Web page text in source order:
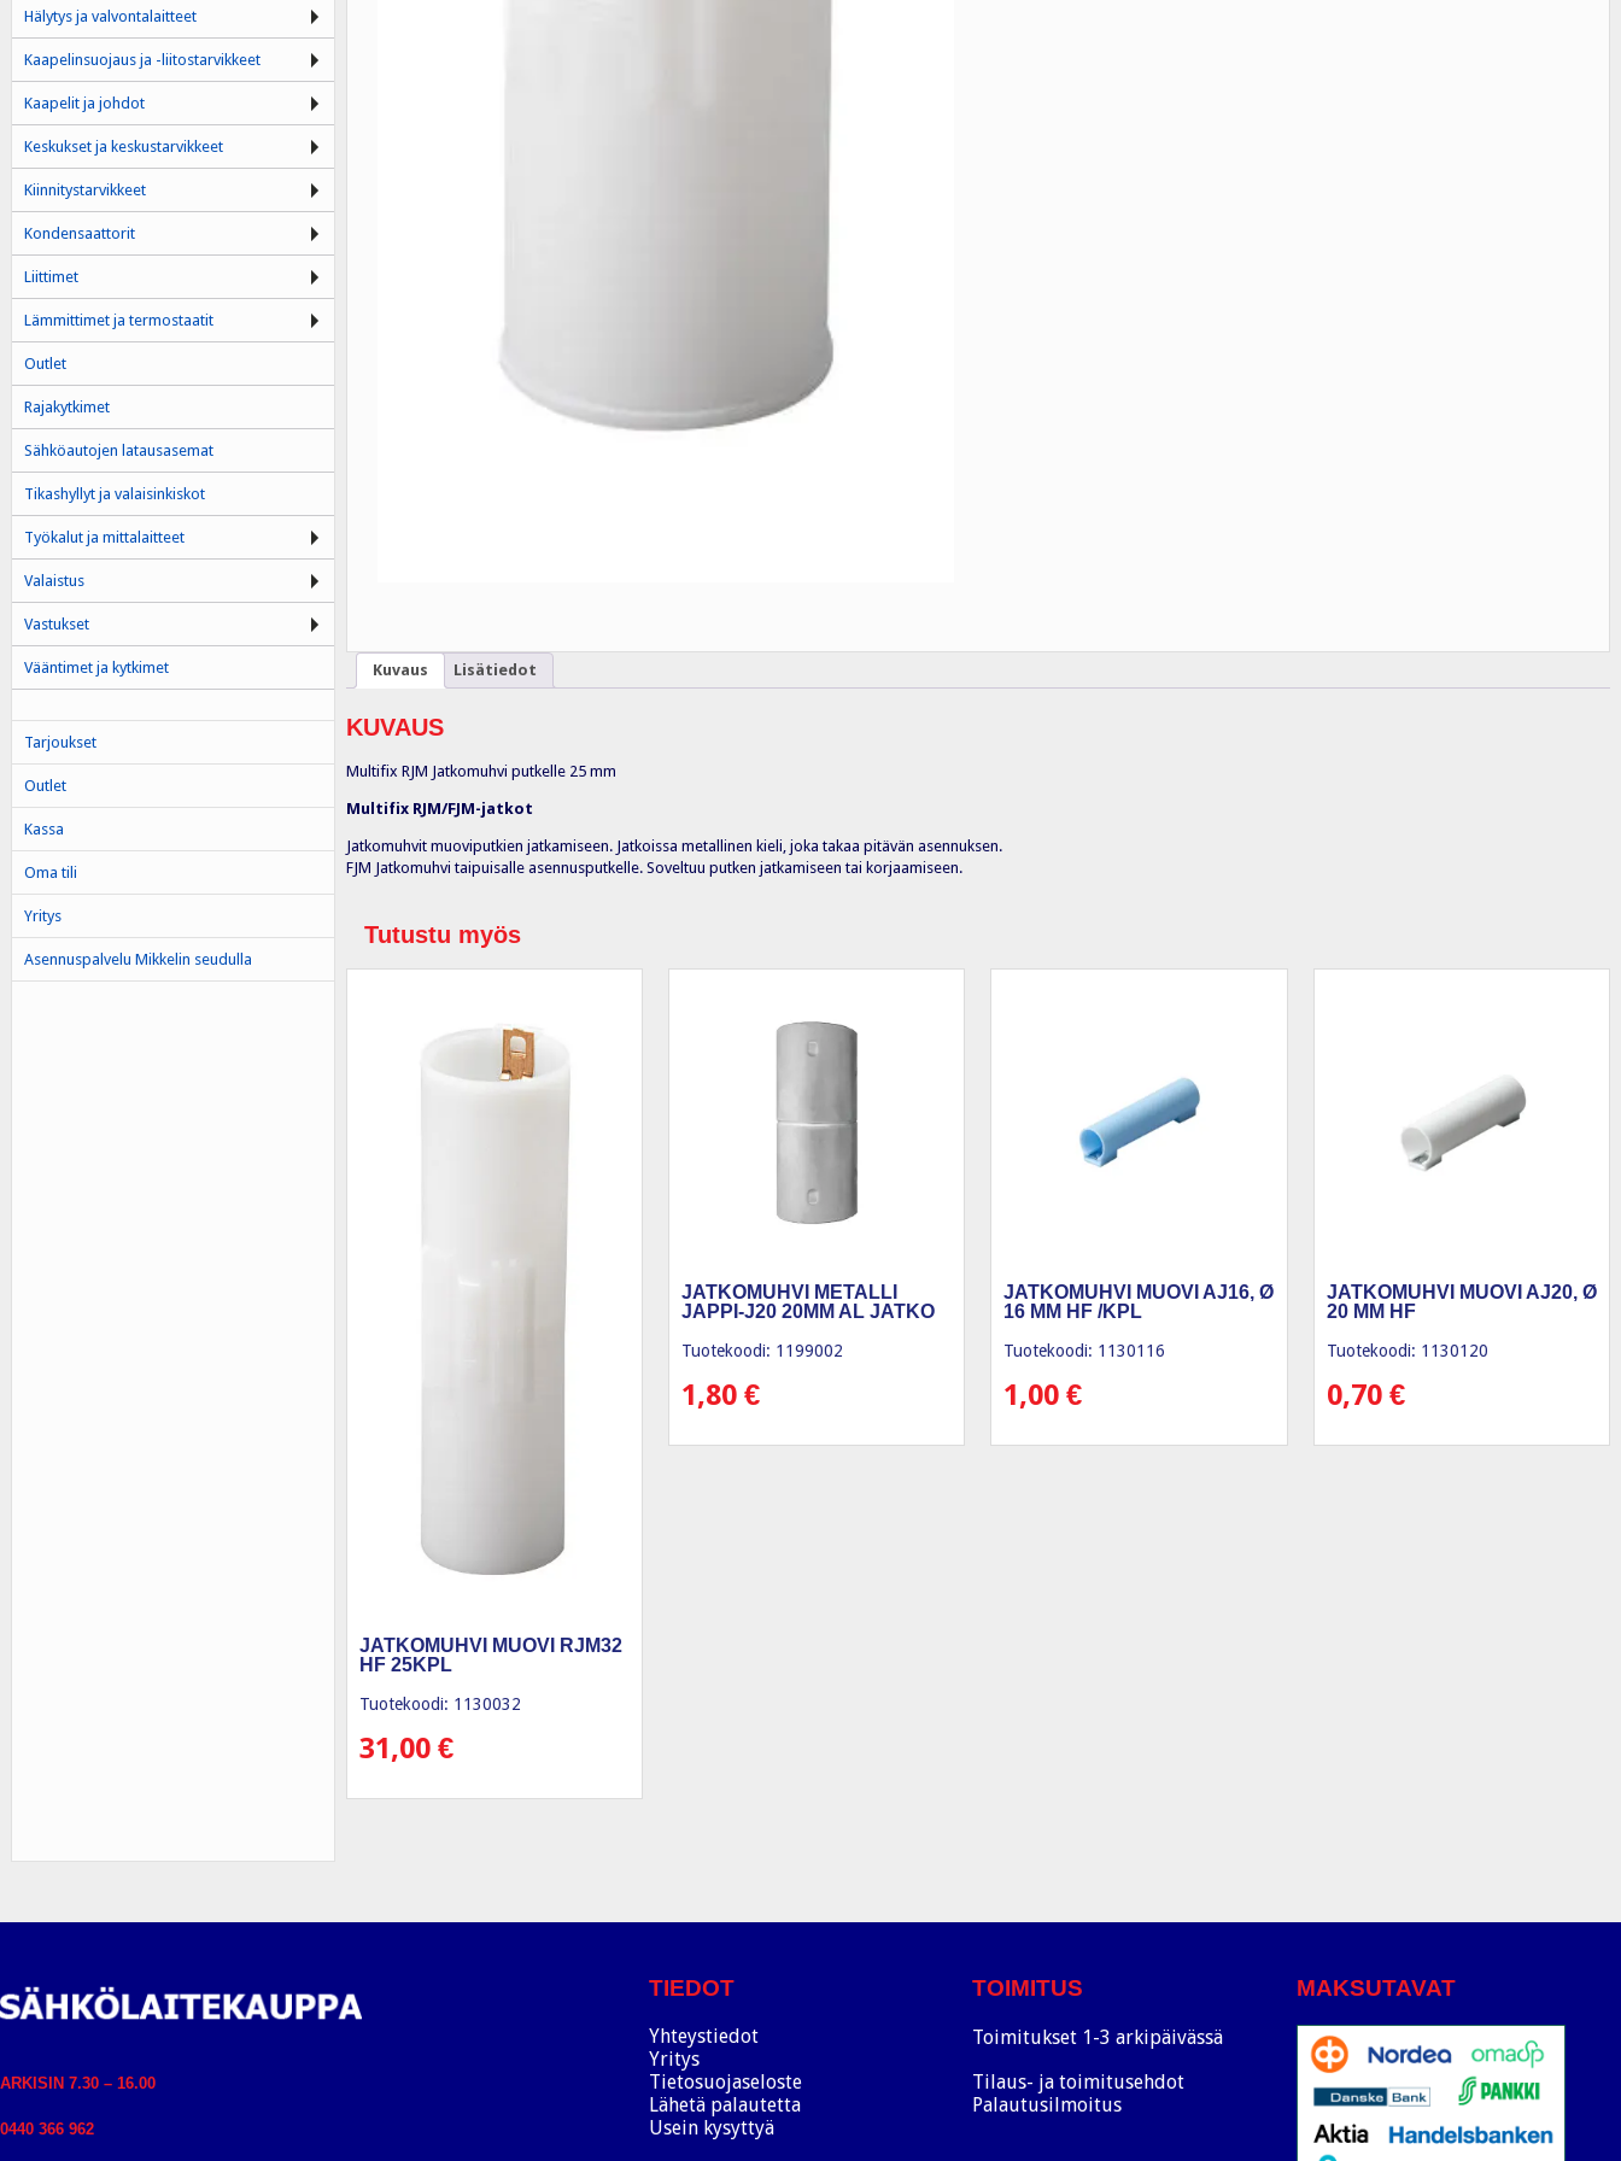
Kuvaus Lisätiedot
KUVAUS
Multifix RJM Jatkomuhvi putkelle 25 mm
Multifix RJM/FJM-jatkot
Jatkomuhvit muoviputkien jatkamiseen. Jatkoissa metallinen kieli, joka takaa pitävän asennuksen.
FJM Jatkomuhvi taipuisalle asennusputkelle. Soveltuu putken jatkamiseen tai korjaamiseen.
Tutustu myös
JATKOMUHVI MUOVI RJM32
HF 25KPL
Tuotekoodi: 1130032
31,00 €
JATKOMUHVI METALLI
JAPPI-J20 20MM AL JATKO
Tuotekoodi: 1199002
1,80€
JATKOMUHVI MUOVI AJ16, Ø
16 MM HF /KPL
Tuotekoodi: 1130116
1,00€
JATKOMUHVI MUOVI AJ20, Ø
20 MM HF
Tuotekoodi: 1130120
0,70 €
Hälytys ja valvontalaitteet
Kaapelinsuojaus ja -liitostarvikkeet
Kaapelit ja johdot
Keskukset ja keskustarvikkeet
Kiinnitystarvikkeet
Kondensaattorit
Liittimet
Lämmittimet ja termostaatit
Outlet
Rajakytkimet
Sähköautojen latausasemat
Tikashyllyt ja valaisinkiskot
Työkalut ja mittalaitteet
Valaistus
Vastukset
Vääntimet ja kytkimet
Tarjoukset
Outlet
Kassa
Oma tili
Yritys
Asennuspalvelu Mikkelin seudulla
ARKISIN 7.30 – 16.00
0440 366 962
TIEDOT
Yhteystiedot
Yritys
Tietosuojaseloste
Lähetä palautetta
Usein kysyttyä
TOIMITUS
Toimitukset 1-3 arkipäivässä
Tilaus- ja toimitusehdot
Palautusilmoitus
MAKSUTAVAT